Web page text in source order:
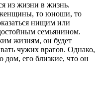
из жизни в жизнь.
то юноши, то
нищим или
семьянином.
жизням, он будет
чужих врагов. Однако,
дом, его близкие, что он